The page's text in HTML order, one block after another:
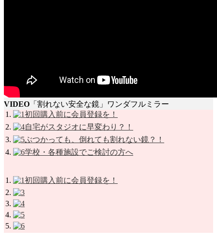
VIDEO 「割れない安全な鏡」ワンダフルミラー
初回購入前に会員登録を！
自宅がスタジオに早変わり？！
ぶつかっても、倒れても割れない鏡？！
学校・各種施設でご検討の方へ
初回購入前に会員登録を！